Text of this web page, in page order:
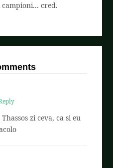
cred.
zi ceva, ca si eu